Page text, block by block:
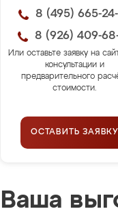
8 (495) 665-
8 (926) 409-
Или оставьте заявку на
консультации и
предварительного
стоимости.
ОСТАВИТЬ ЗАЯВКУ
Ваша